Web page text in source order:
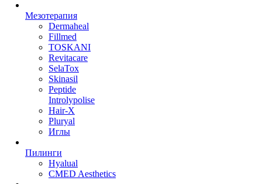
Мезотерапия
Dermaheal
Fillmed
TOSKANI
Revitacare
SelaTox
Skinasil
Peptide
Introlypolise
Hair-X
Pluryal
Иглы
Пилинги
Hyalual
CMED Aesthetics